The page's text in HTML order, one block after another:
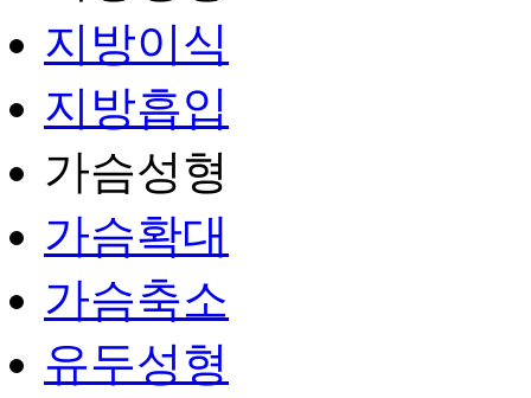
지방이식
지방흡입
가슴성형
가슴확대
가슴축소
유두성형